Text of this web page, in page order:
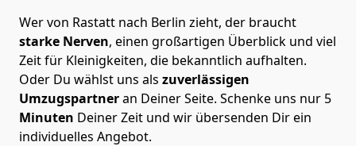
Wer von Rastatt nach Berlin zieht, der braucht
starke Nerven, einen großartigen Überblick und viel
Zeit für Kleinigkeiten, die bekanntlich aufhalten.
Oder Du wählst uns als zuverlässigen
Umzugspartneran Deiner Seite. Schenke uns nur 5
Minuten Deiner Zeit und wir übersenden Dir ein
individuelles Angebot.